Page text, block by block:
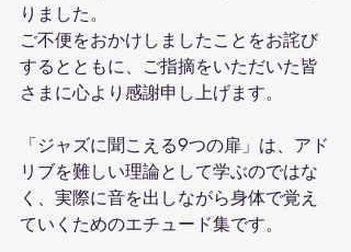
りました。
ご不便をおかけしましたことをお詫び
するとともに、ご指摘をいただいた皆
さまに心より感謝申し上げます。
「ジャズに聞こえる9つの扉」は、アド
リブを難しい理論として学ぶのではな
く、実際に音を出しながら身体で覚え
ていくためのエチュード集です。